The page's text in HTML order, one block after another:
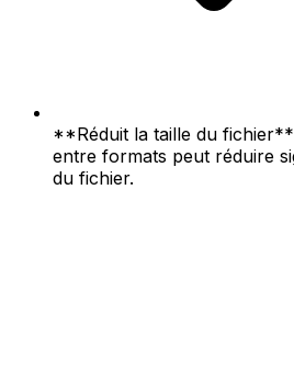
**Réduit la taille du
entre formats peut réduire
du fichier.